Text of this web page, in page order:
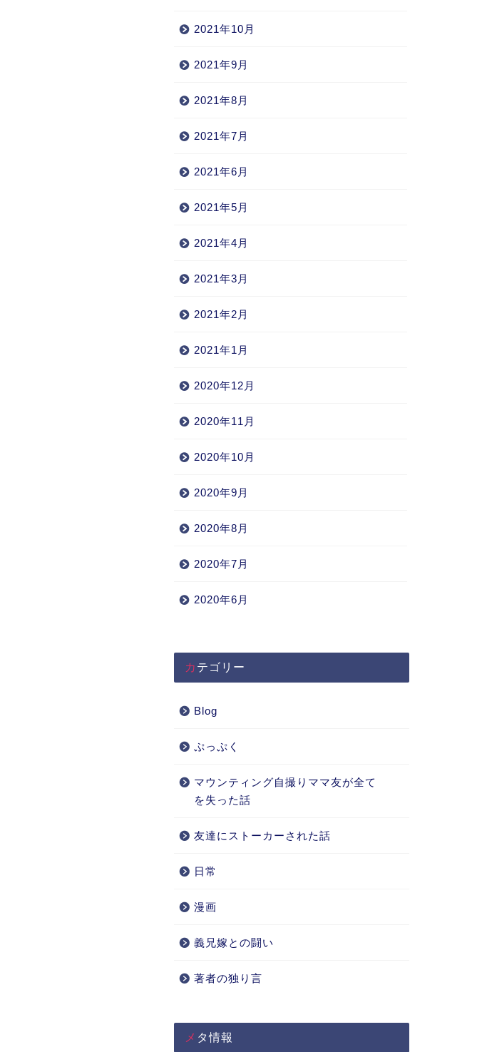
2021年10月
2021年9月
2021年8月
2021年7月
2021年6月
2021年5月
2021年4月
2021年3月
2021年2月
2021年1月
2020年12月
2020年11月
2020年10月
2020年9月
2020年8月
2020年7月
2020年6月
カテゴリー
Blog
ぷっぷく
マウンティング自撮りママ友が全て
を失った話
友達にストーカーされた話
日常
漫画
義兄嫁との闘い
著者の独り言
メタ情報